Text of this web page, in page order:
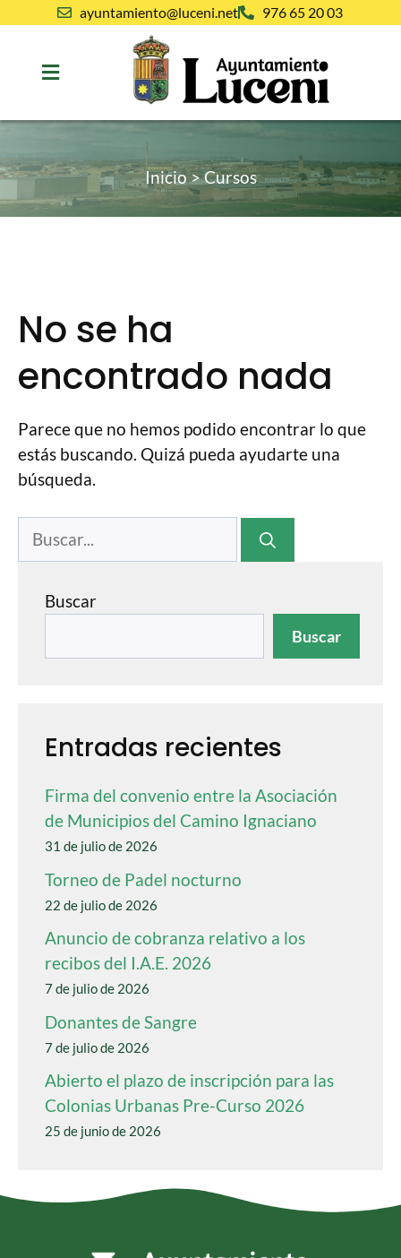
ayuntamiento@luceni.net 976 65 20 03
Inicio>Cursos
No se ha
encontrado nada
Parece que no hemos podido encontrar lo que
estás buscando. Quizá pueda ayudarte una
búsqueda.
Buscar
Buscar
Entradas recientes
Firma del convenio entre la Asociación
de Municipios del Camino Ignaciano
31 de julio de 2026
Torneo de Padel nocturno
22 de julio de 2026
Anuncio de cobranza relativo a los
recibos del I.A.E. 2026
7 de julio de 2026
Donantes de Sangre
7 de julio de 2026
Abierto el plazo de inscripción para las
Colonias Urbanas Pre-Curso 2026
25 de junio de 2026